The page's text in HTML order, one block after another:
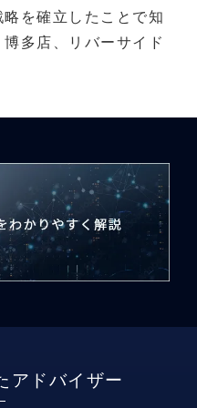
を確立したことで知
多店、リバーサイド
アドバイザー